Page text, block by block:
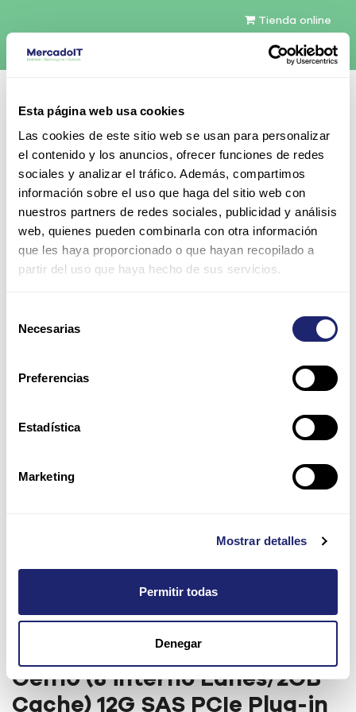
Esta página web usa cookies
Las cookies de este sitio web se usan para personalizar
el contenido y los anuncios, ofrecer funciones de redes
sociales y analizar el tráfico. Además, compartimos
información sobre el uso que haga del sitio web con
nuestros partners de redes sociales, publicidad y análisis
web, quienes pueden combinarla con otra información
que les haya proporcionado o que hayan recopilado a
partir del uso que haya hecho de sus servicios.
Necesarias
Preferencias
Estadística
Marketing
Mostrar detalles
Permitir todas
Denegar
Tienda online
Español
Contáctenos
Todos los productos
HPE Smart Array P408i-p SR Gen10 (8 interno
Lanes/2GB Cache) 12G SAS PCIe Plug-in
HPE Smart Array P408i-p SR
Gen10 (8 interno Lanes/2GB
Cache) 12G SAS PCIe Plug-in